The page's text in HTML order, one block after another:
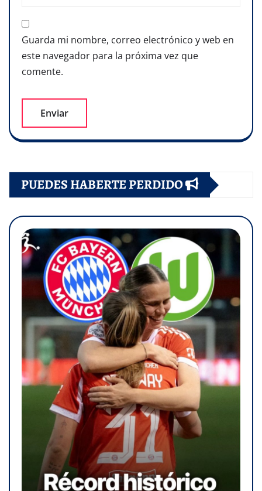
Guarda mi nombre, correo electrónico y web en
este navegador para la próxima vez que
comente.
PUEDES HABERTE PERDIDO